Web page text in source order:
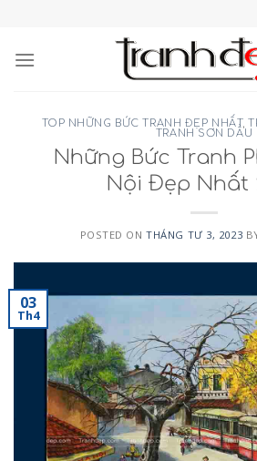
content
TOP NHỮNG BỨC TRANH ĐẸP NHẤT,
TRANH SƠN DẦU
Những Bức Tranh
Nội Đẹp Nhất
POSTED ONTHÁNG TƯ 3, 2023
03
Th4